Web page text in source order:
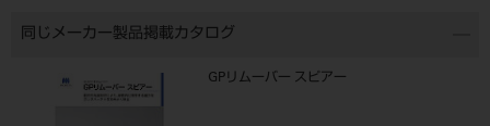
同じメーカー製品掲載カタログ
GPリムーバー スピアー